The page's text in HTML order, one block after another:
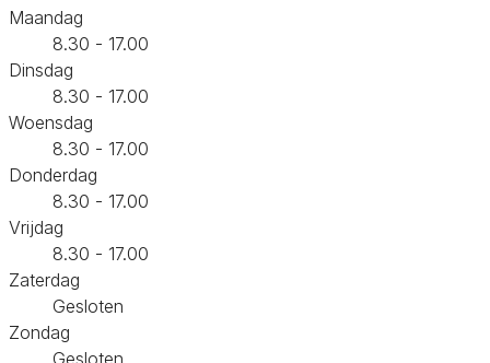
Maandag
8.30 - 17.00
Dinsdag
8.30 - 17.00
Woensdag
8.30 - 17.00
Donderdag
8.30 - 17.00
Vrijdag
8.30 - 17.00
Zaterdag
Gesloten
Zondag
Gesloten